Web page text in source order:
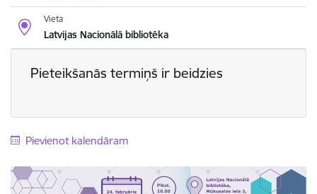
Vieta
Latvijas Nacionālā bibliotēka
Pieteikšanās termiņš ir beidzies
Pievienot kalendāram